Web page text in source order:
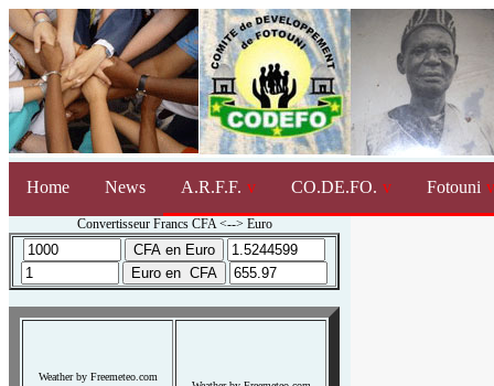
Home News A.R.F.F. CO.DE.FO. Fotouni
Convertisseur Francs CFA <--> Euro
Weather by Freemeteo.com